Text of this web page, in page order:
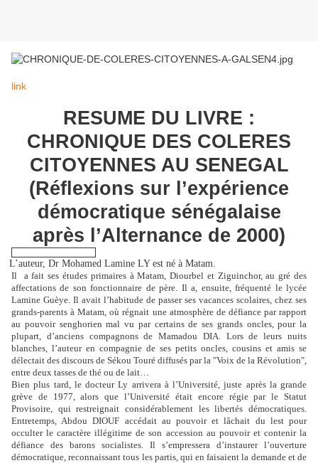
link
RESUME DU LIVRE :
CHRONIQUE DES COLERES
CITOYENNES AU SENEGAL
(Réflexions sur l’expérience
démocratique sénégalaise
après l’Alternance de 2000)
L’auteur, Dr Mohamed Lamine LY est né à Matam.
Il a fait ses études primaires à Matam, Diourbel et Ziguinchor, au gré des
affectations de son fonctionnaire de père. Il a, ensuite, fréquenté le lycée
Lamine Guèye. Il avait l’habitude de passer ses vacances scolaires, chez ses
grands-parents à Matam, où régnait une atmosphère de défiance par rapport
au pouvoir senghorien mal vu par certains de ses grands oncles, pour la
plupart, d’anciens compagnons de Mamadou DIA. Lors de leurs nuits
blanches, l’auteur en compagnie de ses petits oncles, cousins et amis se
délectait des discours de Sékou Touré diffusés par la ″Voix de la Révolution″,
entre deux tasses de thé ou de lait…
Bien plus tard, le docteur Ly arrivera à l’Université, juste après la grande
grève de 1977, alors que l’Université était encore régie par le Statut
Provisoire, qui restreignait considérablement les libertés démocratiques.
Entretemps, Abdou DIOUF accédait au pouvoir et lâchait du lest pour
occulter le caractère illégitime de son accession au pouvoir et contenir la
défiance des barons socialistes. Il s’empressera d’instaurer l’ouverture
démocratique, reconnaissant tous les partis, qui en faisaient la demande et de